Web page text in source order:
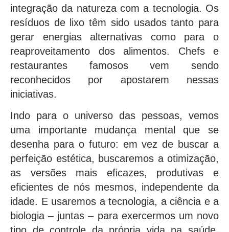
integração da natureza com a tecnologia. Os
resíduos de lixo têm sido usados tanto para
gerar energias alternativas como para o
reaproveitamento dos alimentos. Chefs e
restaurantes famosos vem sendo
reconhecidos por apostarem nessas
iniciativas.
Indo para o universo das pessoas, vemos
uma importante mudança mental que se
desenha para o futuro: em vez de buscar a
perfeição estética, buscaremos a otimização,
as versões mais eficazes, produtivas e
eficientes de nós mesmos, independente da
idade. E usaremos a tecnologia, a ciência e a
biologia – juntas – para exercermos um novo